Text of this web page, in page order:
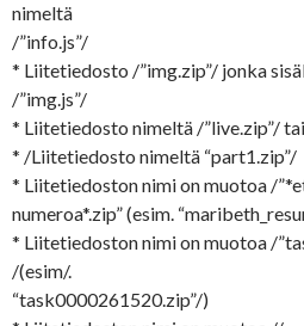
nimeltä
/”info.js”/
* Liitetiedosto /”img.zip”/ jonka
/”img.js”/
* Liitetiedosto nimeltä /”live.zip”/
* /Liitetiedosto nimeltä “part1.zip”/
* Liitetiedoston nimi on muotoa /
numeroa*.zip” (esim.
* Liitetiedoston nimi on muotoa /
/(esim/.
“task0000261520.zip”/)